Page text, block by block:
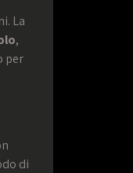
La
,
per
di